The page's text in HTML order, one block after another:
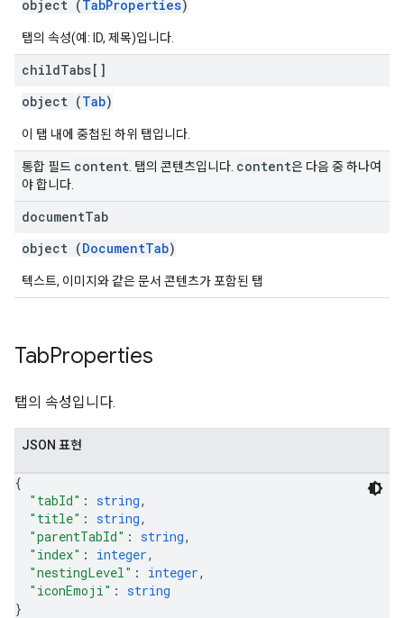
object (TabProperties)
탭의 속성(예: ID, 제목)입니다.
childTabs[]
object (Tab)
이 탭 내에 중첩된 하위 탭입니다.
통합 필드 content . 탭의 콘텐츠입니다. content은 다음 중 하나여
야 합니다.
documentTab
object (DocumentTab)
텍스트, 이미지와 같은 문서 콘텐츠가 포함된 탭
TabProperties
탭의 속성입니다.
JSON 표현
{
"tabId" : string,
"title" : string,
"parentTabId" : string,
"index" : integer,
"nestingLevel" : integer,
"iconEmoji" : string
}